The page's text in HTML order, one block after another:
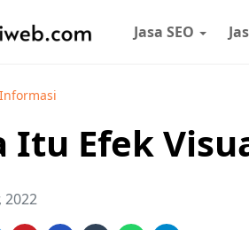
Jasa SEO
Informasi
Itu Efek
2022